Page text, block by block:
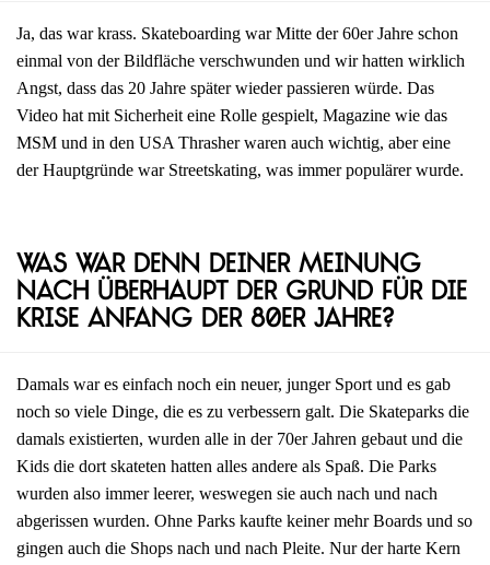
Ja, das war krass. Skateboarding war Mitte der 60er Jahre schon
einmal von der Bildfläche verschwunden und wir hatten wirklich
Angst, dass das 20 Jahre später wieder passieren würde. Das
Video hat mit Sicherheit eine Rolle gespielt, Magazine wie das
MSM und in den USA Thrasher waren auch wichtig, aber eine
der Hauptgründe war Streetskating, was immer populärer wurde.
Was war denn deiner Meinung
nach überhaupt der Grund für die
Krise Anfang der 80er Jahre?
Damals war es einfach noch ein neuer, junger Sport und es gab
noch so viele Dinge, die es zu verbessern galt. Die Skateparks die
damals existierten, wurden alle in der 70er Jahren gebaut und die
Kids die dort skateten hatten alles andere als Spaß. Die Parks
wurden also immer leerer, weswegen sie auch nach und nach
abgerissen wurden. Ohne Parks kaufte keiner mehr Boards und so
gingen auch die Shops nach und nach Pleite. Nur der harte Kern